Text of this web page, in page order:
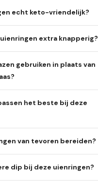
echt keto-vriendelijk?
uienringen extra knapperig?
gebruiken in plaats van
het beste bij deze
van tevoren bereiden?
dip bij deze uienringen?